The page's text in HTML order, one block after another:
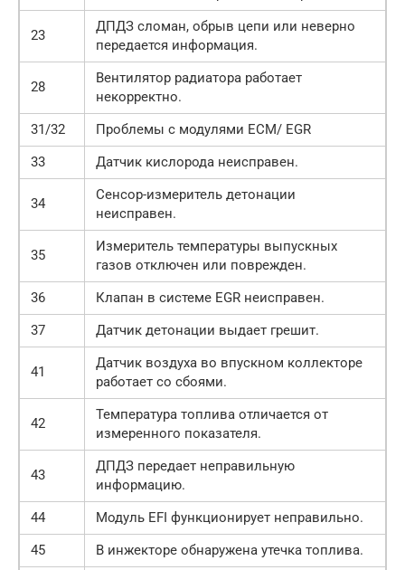
23
ДПДЗ сломан, обрыв цепи или неверно
передается информация.
28
Вентилятор радиатора работает
некорректно.
31/32
Проблемы с модулями ECM/ EGR
33
Датчик кислорода неисправен.
34
Сенсор-измеритель детонации
неисправен.
35
Измеритель температуры выпускных
газов отключен или поврежден.
36
Клапан в системе EGR неисправен.
37
Датчик детонации выдает грешит.
41
Датчик воздуха во впускном коллекторе
работает со сбоями.
42
Температура топлива отличается от
измеренного показателя.
43
ДПДЗ передает неправильную
информацию.
44
Модуль EFI функционирует неправильно.
45
В инжекторе обнаружена утечка топлива.